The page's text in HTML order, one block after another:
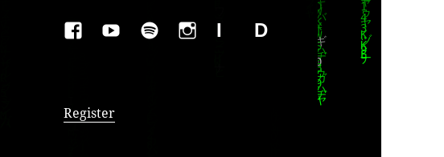
FAKEBOOK
YOUTUBESPOTIFYINSTAGRAM
IMPRESSUMDatenschutzerklärung
Register